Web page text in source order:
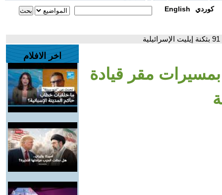
English كوردي
مقر قيادة
اخر الافلام